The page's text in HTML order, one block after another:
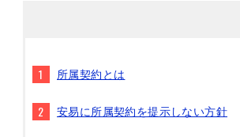
所属契約とは
安易に所属契約を提示しない方針